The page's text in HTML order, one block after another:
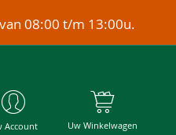
08:00 t/m 13:00u.
Account Uw Winkelwagen